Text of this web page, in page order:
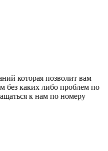
которая позволит вам
без каких либо проблем по
к нам по номеру